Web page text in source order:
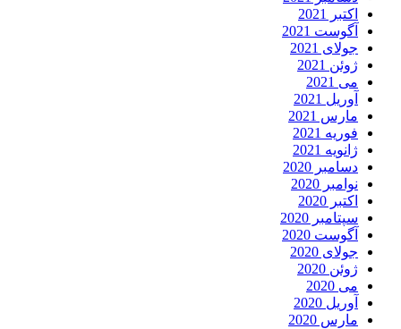
اکتبر 2021
آگوست 2021
جولای 2021
ژوئن 2021
می 2021
آوریل 2021
مارس 2021
فوریه 2021
ژانویه 2021
دسامبر 2020
نوامبر 2020
اکتبر 2020
سپتامبر 2020
آگوست 2020
جولای 2020
ژوئن 2020
می 2020
آوریل 2020
مارس 2020